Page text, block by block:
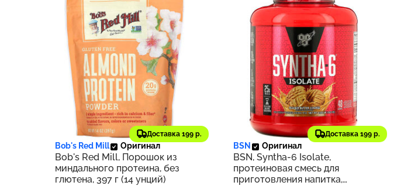
Доставка 199 р.
2 184 ₽ 218
Bob's Red Mill Оригинал
Bob's Red Mill, Порошок из
миндального протеина, без
глютена, 397 г (14 унций)
Доставка 199 р.
9 669 ₽ 967
BSN Оригинал
BSN, Syntha-6 Isolate,
протеиновая смесь для
приготовления напитка,